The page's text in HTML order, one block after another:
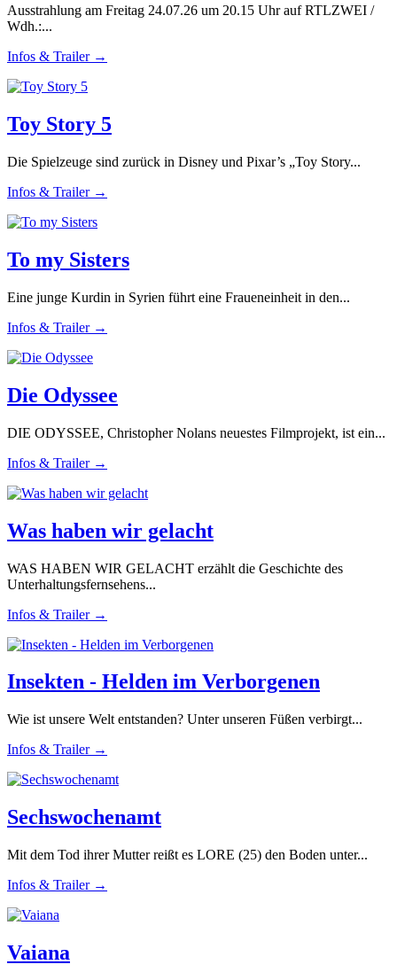
Ausstrahlung am Freitag 24.07.26 um 20.15 Uhr auf RTLZWEI /
Wdh.:...
Infos & Trailer →
Toy Story 5
Die Spielzeuge sind zurück in Disney und Pixar’s „Toy Story...
Infos & Trailer →
To my Sisters
Eine junge Kurdin in Syrien führt eine Fraueneinheit in den...
Infos & Trailer →
Die Odyssee
DIE ODYSSEE, Christopher Nolans neuestes Filmprojekt, ist ein...
Infos & Trailer →
Was haben wir gelacht
WAS HABEN WIR GELACHT erzählt die Geschichte des
Unterhaltungsfernsehens...
Infos & Trailer →
Insekten - Helden im Verborgenen
Wie ist unsere Welt entstanden? Unter unseren Füßen verbirgt...
Infos & Trailer →
Sechswochenamt
Mit dem Tod ihrer Mutter reißt es LORE (25) den Boden unter...
Infos & Trailer →
Vaiana